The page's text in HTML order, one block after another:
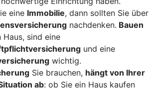
eine Immobilie, dann sollten Sie über
nachdenken. Bauen
Haus, sind eine
und eine
wichtig.
Sie brauchen, hängt von Ihrer
ab: ob Sie ein Haus kaufen